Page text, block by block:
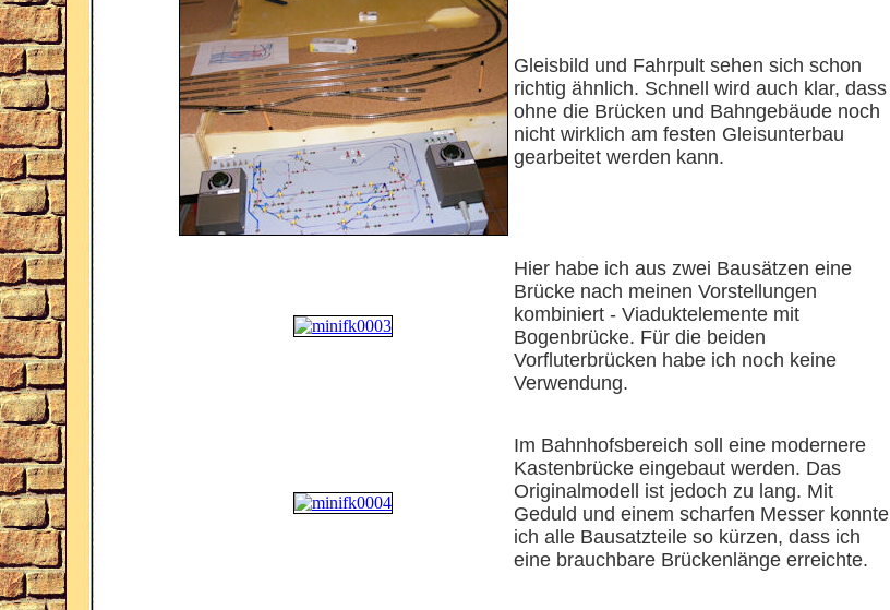
Gleisbild und Fahrpult sehen sich schon
richtig ähnlich. Schnell wird auch klar, dass
ohne die Brücken und Bahngebäude noch
nicht wirklich am festen Gleisunterbau
gearbeitet werden kann.
Hier habe ich aus zwei Bausätzen eine
Brücke nach meinen Vorstellungen
kombiniert - Viaduktelemente mit
Bogenbrücke. Für die beiden
Vorfluterbrücken habe ich noch keine
Verwendung.
Im Bahnhofsbereich soll eine modernere
Kastenbrücke eingebaut werden. Das
Originalmodell ist jedoch zu lang. Mit
Geduld und einem scharfen Messer konnte
ich alle Bausatzteile so kürzen, dass ich
eine brauchbare Brückenlänge erreichte.